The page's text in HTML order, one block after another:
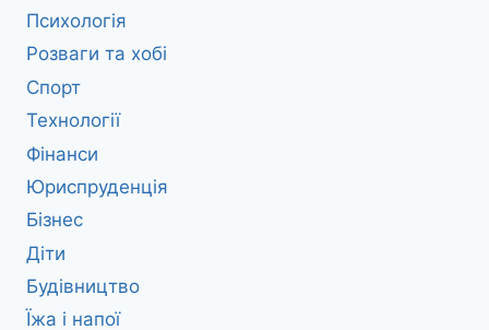
Психологія
Розваги та хобі
Спорт
Технології
Фінанси
Юриспруденція
Бізнес
Діти
Будівництво
Їжа і напої